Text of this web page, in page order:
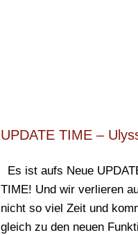
UPDATE TIME –
Es ist aufs Neue
TIME! Und wir verlieren
nicht so viel Zeit und
gleich zu den neuen